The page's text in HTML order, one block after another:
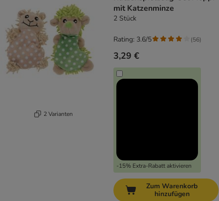
2 Varianten
mit Katzenminze
2 Stück
3,29 €
-15% Extra-Rabatt aktivieren
Rating: 3.6/5 (56)
Zum Warenkorb
hinzufügen